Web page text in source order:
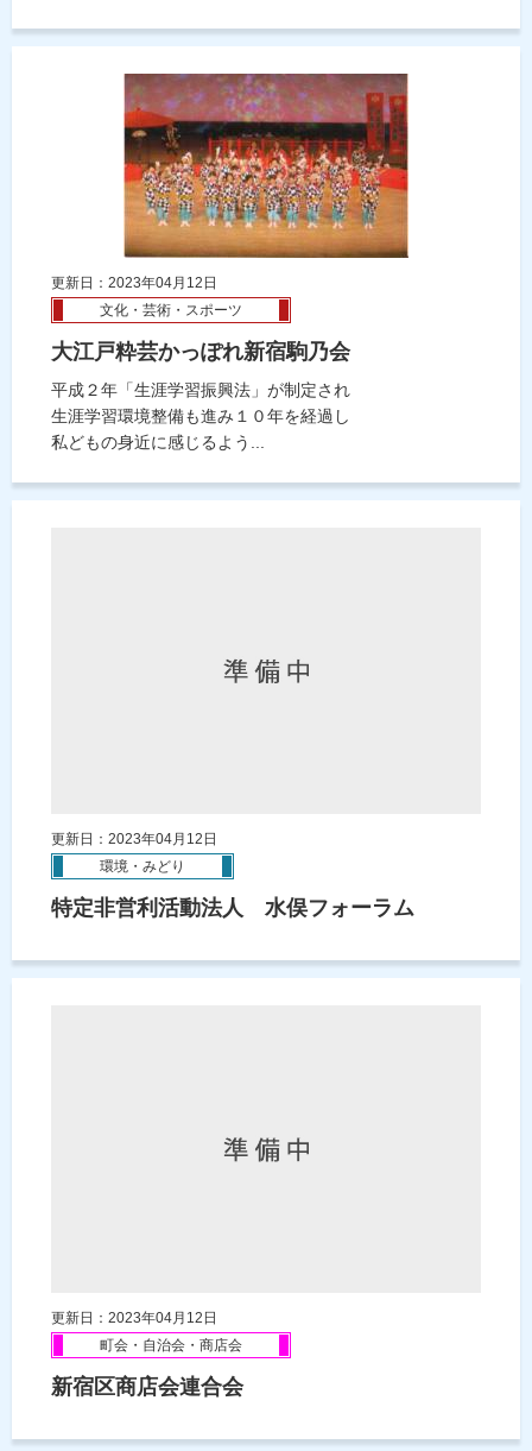
更新日：2023年04月12日
文化・芸術・スポーツ
大江戸粋芸かっぽれ新宿駒乃会
平成２年「生涯学習振興法」が制定され
生涯学習環境整備も進み１０年を経過し
私どもの身近に感じるよう...
更新日：2023年04月12日
環境・みどり
特定非営利活動法人 水俣フォーラム
更新日：2023年04月12日
町会・自治会・商店会
新宿区商店会連合会